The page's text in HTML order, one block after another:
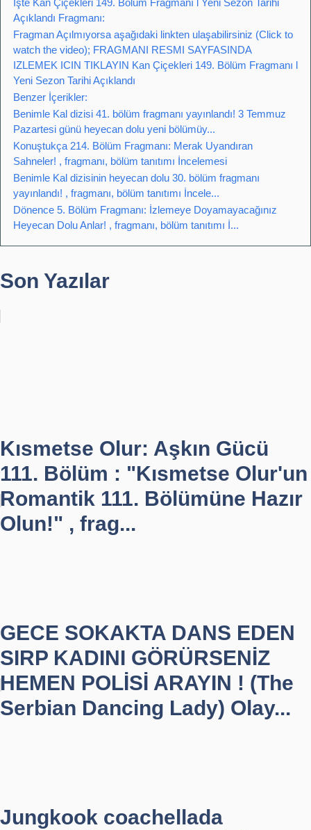
İşte Kan Çiçekleri 149. Bölüm Fragmanı l Yeni Sezon Tarihi
Açıklandı Fragmanı:
Fragman Açılmıyorsa aşağıdaki linkten ulaşabilirsiniz (Click to
watch the video); FRAGMANI RESMI SAYFASINDA
IZLEMEK ICIN TIKLAYIN Kan Çiçekleri 149. Bölüm Fragmanı l
Yeni Sezon Tarihi Açıklandı
Benzer İçerikler:
Benimle Kal dizisi 41. bölüm fragmanı yayınlandı! 3 Temmuz
Pazartesi günü heyecan dolu yeni bölümüy...
Konuştukça 214. Bölüm Fragmanı: Merak Uyandıran
Sahneler! , fragmanı, bölüm tanıtımı İncelemesi
Benimle Kal dizisinin heyecan dolu 30. bölüm fragmanı
yayınlandı! , fragmanı, bölüm tanıtımı İncele...
Dönence 5. Bölüm Fragmanı: İzlemeye Doyamayacağınız
Heyecan Dolu Anlar! , fragmanı, bölüm tanıtımı İ...
Son Yazılar
Kısmetse Olur: Aşkın Gücü
111. Bölüm : "Kısmetse Olur'un
Romantik 111. Bölümüne Hazır
Olun!" , frag...
GECE SOKAKTA DANS EDEN
SIRP KADINI GÖRÜRSENİZ
HEMEN POLİSİ ARAYIN ! (The
Serbian Dancing Lady) Olay...
Jungkook coachellada